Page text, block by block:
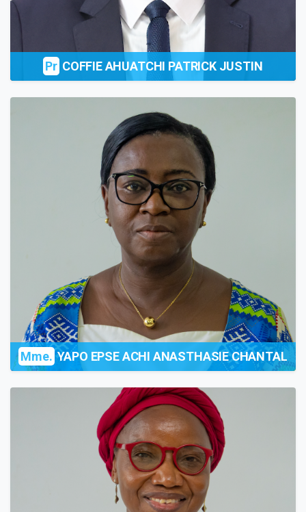
Pr COFFIE AHUATCHI PATRICK JUSTIN
Mme. YAPO EPSE ACHI ANASTHASIE CHANTAL